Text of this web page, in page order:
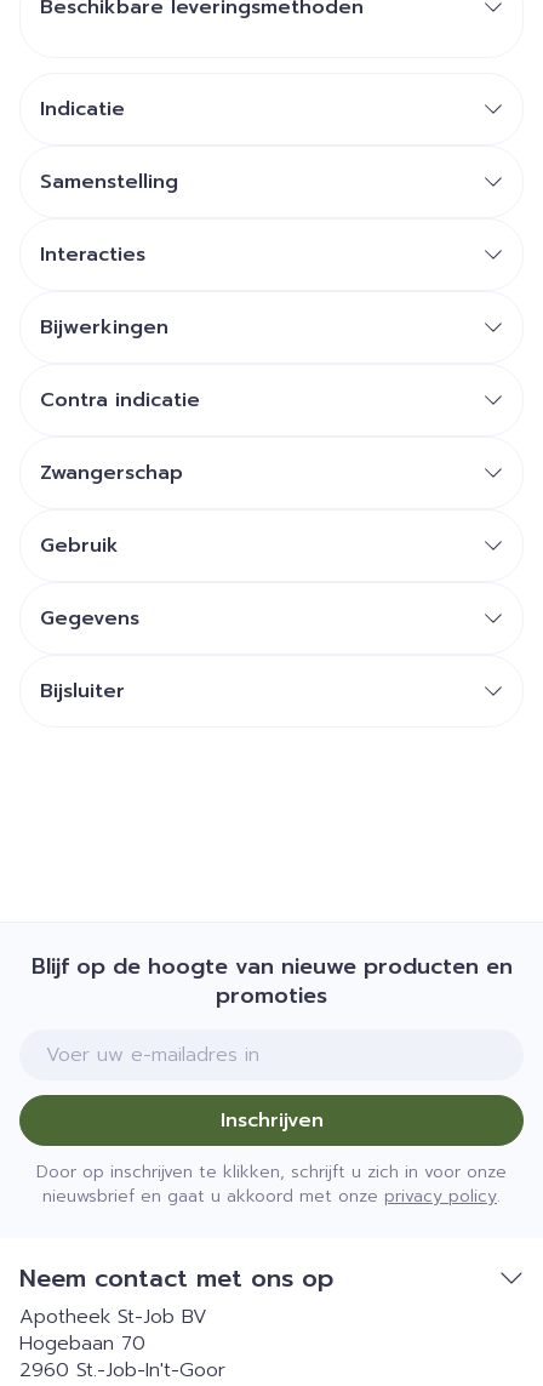
Beschikbare leveringsmethoden
Indicatie
Samenstelling
Interacties
Bijwerkingen
Contra indicatie
Zwangerschap
Gebruik
Gegevens
Bijsluiter
Blijf op de hoogte van nieuwe producten en
promoties
E-mail adres
Inschrijven
Door op inschrijven te klikken, schrijft u zich in voor onze
nieuwsbrief en gaat u akkoord met onze privacy policy.
Neem contact met ons op
Apotheek St-Job BV
Hogebaan 70
2960 St.-Job-In't-Goor